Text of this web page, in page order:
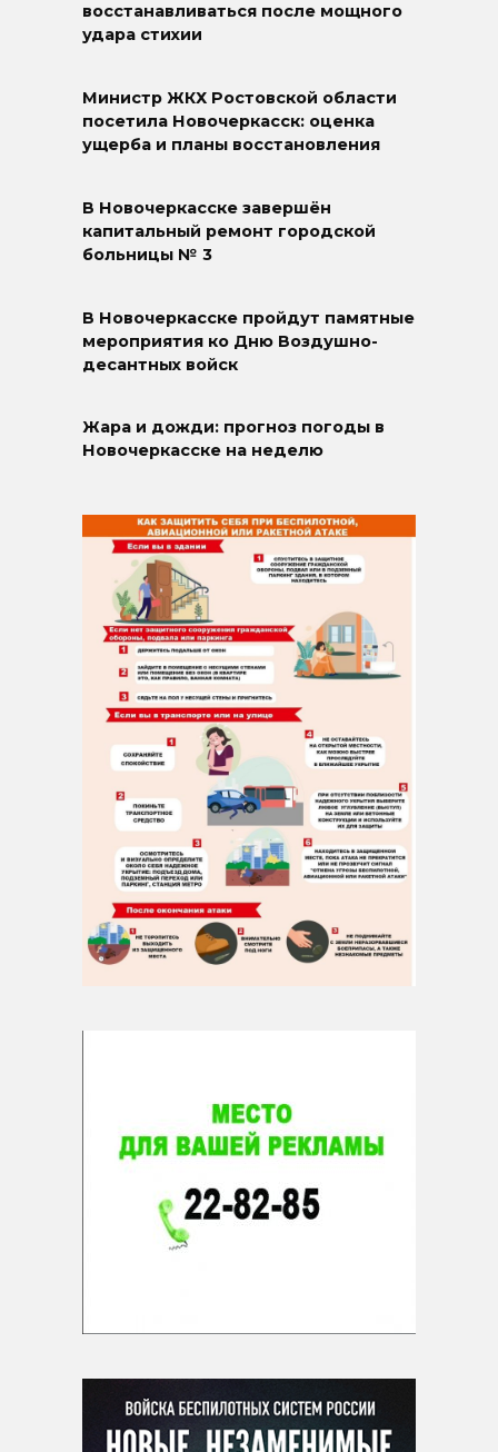
восстанавливаться после мощного
удара стихии
Министр ЖКХ Ростовской области
посетила Новочеркасск: оценка
ущерба и планы восстановления
В Новочеркасске завершён
капитальный ремонт городской
больницы № 3
В Новочеркасске пройдут памятные
мероприятия ко Дню Воздушно-
десантных войск
Жара и дожди: прогноз погоды в
Новочеркасске на неделю